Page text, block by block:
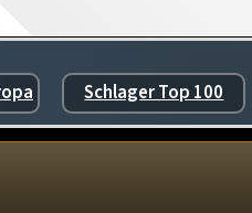
Schlager Top 100